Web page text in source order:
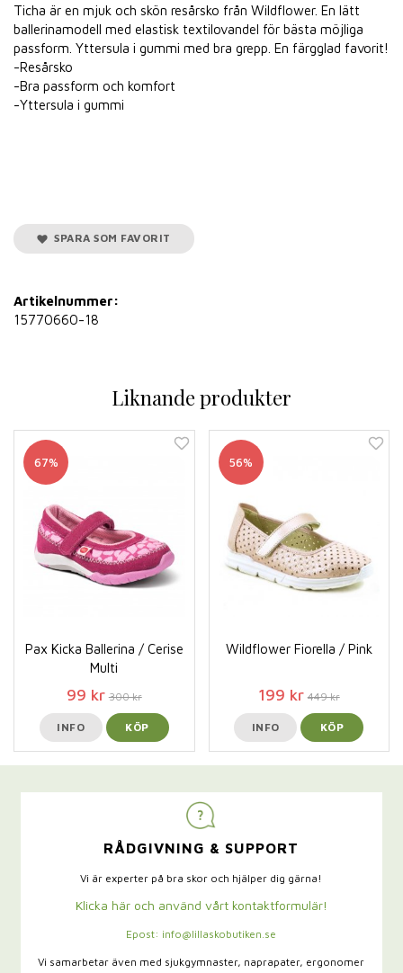
Ticha är en mjuk och skön resårsko från Wildflower. En lätt
ballerinamodell med elastisk textilovandel för bästa möjliga
passform. Yttersula i gummi med bra grepp. En färgglad favorit!
-Resårsko
-Bra passform och komfort
-Yttersula i gummi
SPARA SOM FAVORIT
Artikelnummer:
15770660-18
Liknande produkter
67%
Pax Kicka Ballerina / Cerise
Multi
99 kr 300 kr
INFO KÖP
56%
Wildflower Fiorella / Pink
199 kr 449 kr
INFO KÖP
RÅDGIVNING & SUPPORT
Vi är experter på bra skor och hjälper dig gärna!
Klicka här och använd vårt kontaktformulär!
Epost: info@lillaskobutiken.se
Vi samarbetar även med sjukgymnaster, naprapater, ergonomer